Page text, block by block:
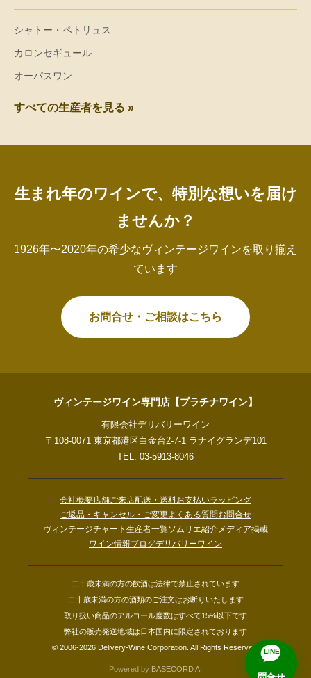
シャトー・ペトリュス
カロンセギュール
オーパスワン
すべての生産者を見る »
生まれ年のワインで、特別な想いを届け
ませんか？
1926年〜2020年の希少なヴィンテージワインを取り揃え
ています
お問合せ・ご相談はこちら
ヴィンテージワイン専門店【プラチナワイン】
有限会社デリバリーワイン
〒108-0071 東京都港区白金台2-7-1 ラナイグランデ101
TEL: 03-5913-8046
会社概要店舗ご来店配送・送料お支払いラッピング
ご返品・キャンセル・ご変更よくある質問お問合せ
ヴィンテージチャート 生産者一覧ソムリエ紹介メディア掲載
ワイン情報ブログデリバリーワイン
二十歳未満の方の飲酒は法律で禁止されています
二十歳未満の方の酒類のご注文はお断りいたします
取り扱い商品のアルコール度数はすべて15%以下です
弊社の販売発送地域は日本国内に限定されております
© 2006-2026 Delivery-Wine Corporation. All Rights Reserved.
Powered by BASECORD AI
LINE